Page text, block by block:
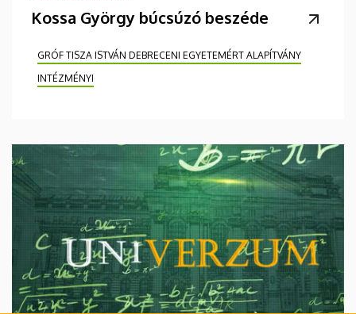
Kossa György búcsúzó beszéde
GRÓF TISZA ISTVÁN DEBRECENI EGYETEMÉRT ALAPÍTVÁNY
INTÉZMÉNYI